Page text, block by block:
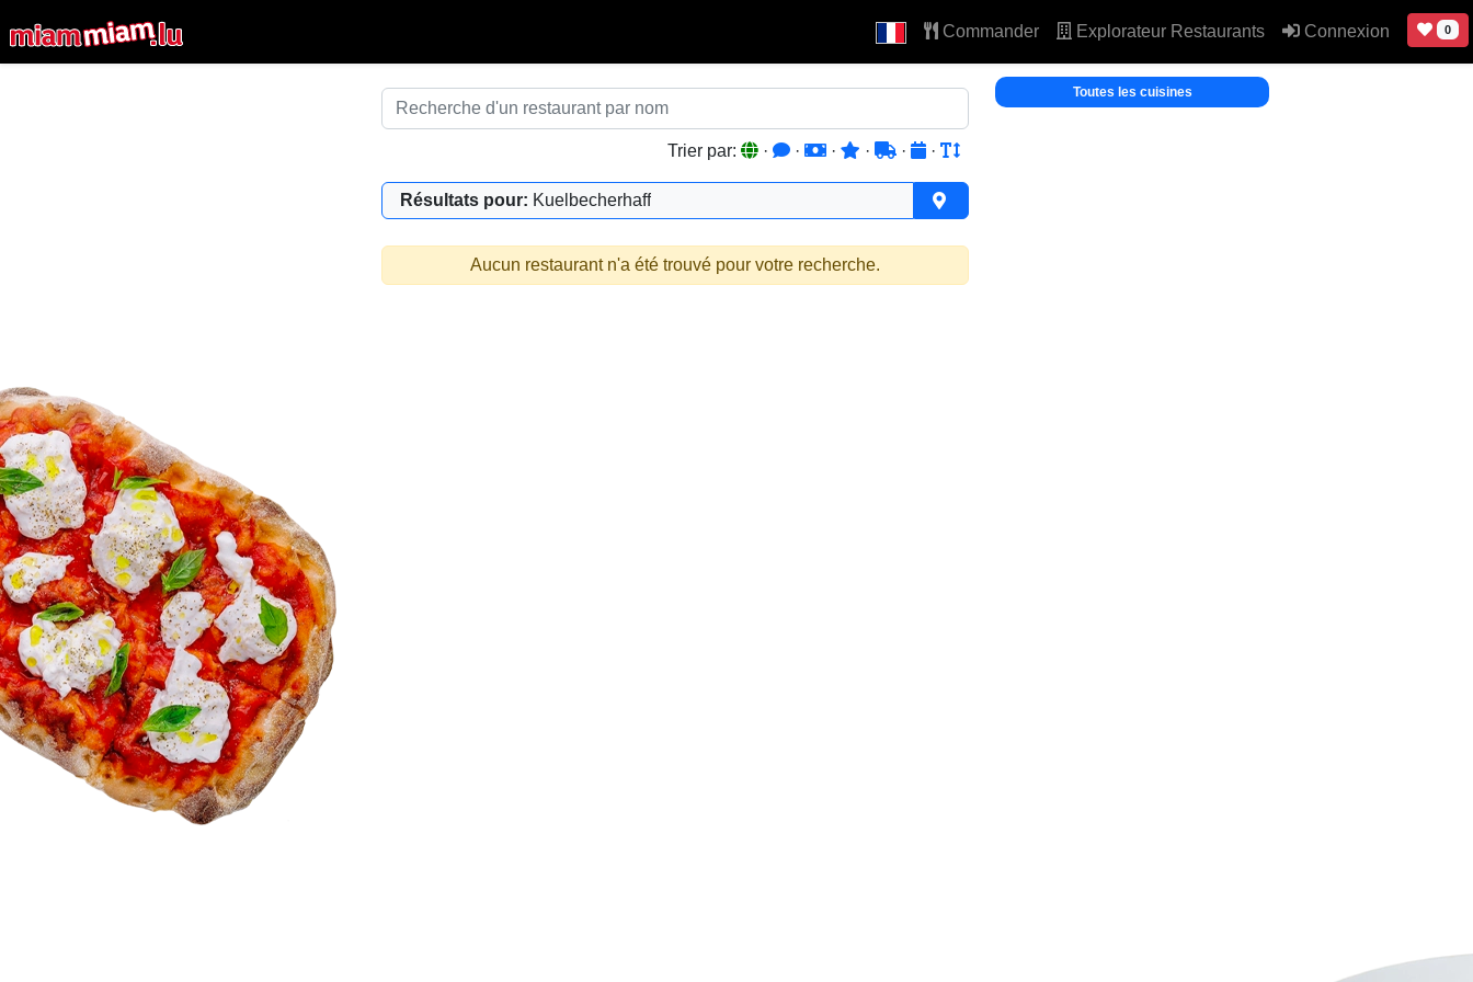
Commander Explorateur Restaurants Connexion 0
Trier par: · · · · · ·
Résultats pour: Kuelbecherhaff
Aucun restaurant n'a été trouvé pour votre recherche.
Toutes les cuisines